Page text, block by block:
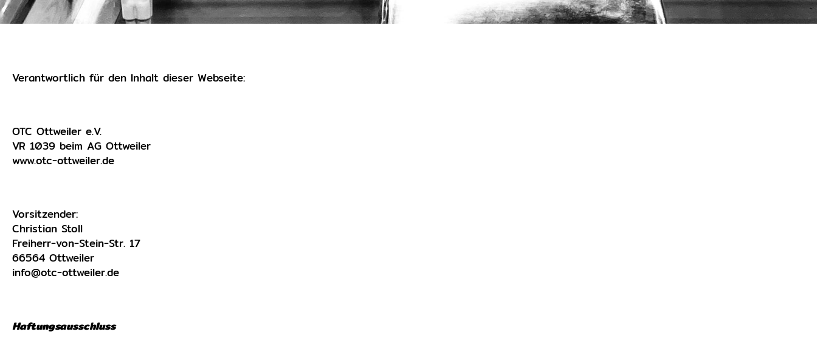
Verantwortlich für den Inhalt dieser Webseite:
OTC Ottweiler e.V.
VR 1039 beim AG Ottweiler
www.otc-ottweiler.de
Vorsitzender:
Christian Stoll
Freiherr-von-Stein-Str. 17
66564 Ottweiler
info@otc-ottweiler.de
Haftungsausschluss